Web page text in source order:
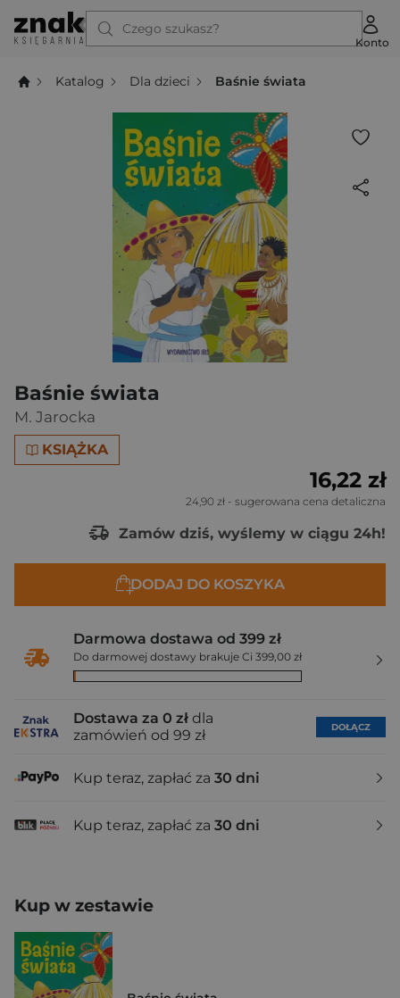
Czego szukasz?
Konto
Katalog Dla dzieci Baśnie świata
Baśnie świata
M. Jarocka
KSIĄŻKA
16,22 zł
24,90 zł - sugerowana cena detaliczna
Zamów dziś, wyślemy w ciągu 24h!
DODAJ DO KOSZYKA
Darmowa dostawa od 399 zł
Do darmowej dostawy brakuje Ci 399,00 zł
Dostawa za 0 zł dla
zamówień od 99 zł
DOŁĄCZ
Kup teraz, zapłać za 30 dni
Kup teraz, zapłać za 30 dni
Kup w zestawie